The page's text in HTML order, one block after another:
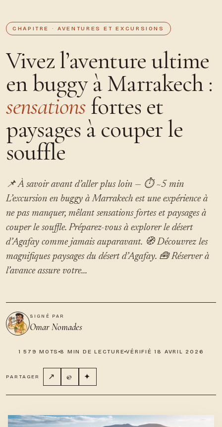
CHAPITRE · AVENTURES ET EXCURSIONS
Vivez l’aventure ultime
en buggy à Marrakech :
sensationsfortes et
paysages à couper le
souffle
📌 À savoir avant d’aller plus loin — ⏱ ~5 min
L’excursion en buggy à Marrakech est une expérience à
ne pas manquer, mêlant sensations fortes et paysages à
couper le souffle. Préparez-vous à explorer le désert
d’Agafay comme jamais auparavant. 🧭 Découvrez les
magnifiques paysages du désert d’Agafay. 🧰 Réserver à
l’avance assure votre...
SIGNÉ PAR
Omar Nomades
1 579 MOTS 8 MIN DE LECTURE VÉRIFIÉ 18 AVRIL 2026
PARTAGER ↗ @ ✦